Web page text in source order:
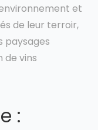
et
de leur terroir,
paysages
de vins
: